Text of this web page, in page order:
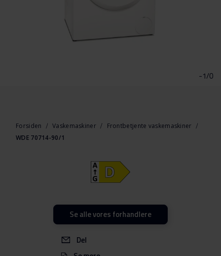
-1/0
Forsiden Vaskemaskiner
Frontbetjente vaskemaskiner
WDE 70714-90/1
Del
Se alle vores forhandlere